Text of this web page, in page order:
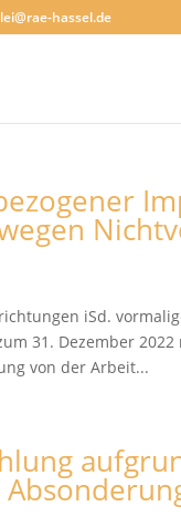
hassel.de
iSd.
31. Dezember
von der Arbeit...